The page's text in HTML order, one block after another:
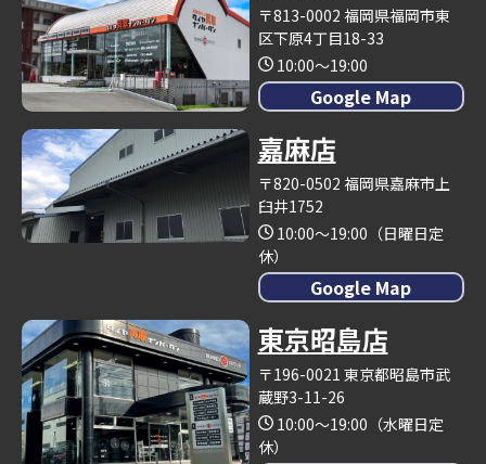
〒813-0002 福岡県福岡市東
区下原4丁目18-33
10:00～19:00
Google Map
嘉麻店
〒820-0502 福岡県嘉麻市上
臼井1752
10:00～19:00（日曜日定
休）
Google Map
東京昭島店
〒196-0021 東京都昭島市武
蔵野3-11-26
10:00～19:00（水曜日定
休）